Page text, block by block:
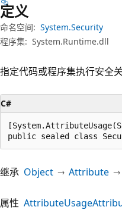
定义
命名空间: System.Security
程序集: System.Runtime.dll
指定代码或程序集执行安全关
C#
public sealed class
继承 Object Attribute
属性